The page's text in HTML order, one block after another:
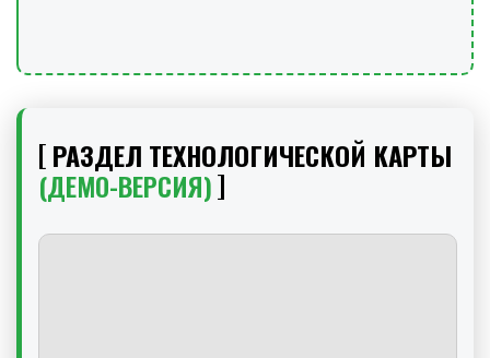
РАЗДЕЛ ТЕХНОЛОГИЧЕСКОЙ КАРТЫ
(ДЕМО-ВЕРСИЯ)